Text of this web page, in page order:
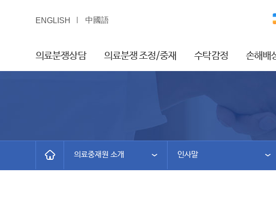
ENGLISH 中國語
의료분쟁상담 의료분쟁 조정/중재 수탁감정 손해배
의료중재원 소개 인사말